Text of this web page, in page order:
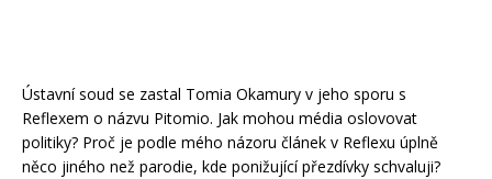
Ústavní soud se zastal Tomia Okamury v jeho sporu s
Reflexem o názvu Pitomio. Jak mohou média oslovovat
politiky? Proč je podle mého názoru článek v Reflexu úplně
něco jiného než parodie, kde ponižující přezdívky schvaluji?